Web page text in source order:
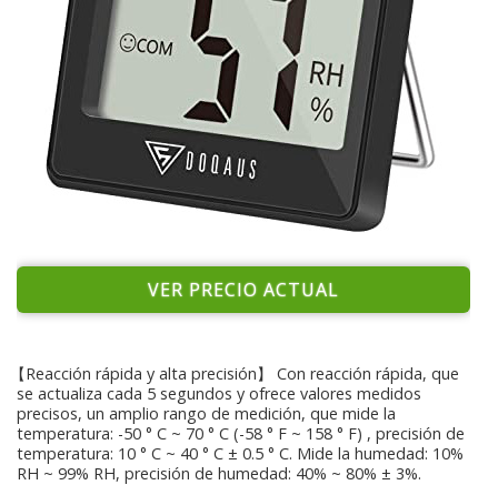
VER PRECIO ACTUAL
【Reacción rápida y alta precisión】 Con reacción rápida, que
se actualiza cada 5 segundos y ofrece valores medidos
precisos, un amplio rango de medición, que mide la
temperatura: -50 ° C ~ 70 ° C (-58 ° F ~ 158 ° F) , precisión de
temperatura: 10 ° C ~ 40 ° C ± 0.5 ° C. Mide la humedad: 10%
RH ~ 99% RH, precisión de humedad: 40% ~ 80% ± 3%.